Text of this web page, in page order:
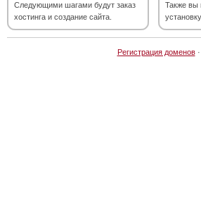
Следующими шагами будут заказ
хостинга и создание сайта.
Также вы
Регистрация доменов·